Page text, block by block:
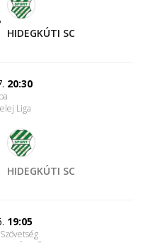
HIDEGKÚTI SC
20:30
Liga
HIDEGKÚTI SC
19:05